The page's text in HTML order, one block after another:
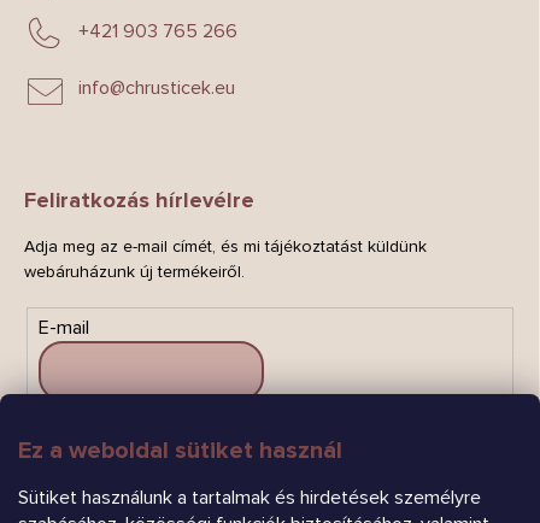
Ez a weboldal sütiket használ
Sütiket használunk a tartalmak és hirdetések személyre
info@chrusticek.eu
+421 903 765 266
Feliratkozás hírlevélre
Adja meg az e-mail címét, és mi tájékoztatást küldünk
webáruházunk új termékeiről.
E-mail
FELIRATKOZÁS